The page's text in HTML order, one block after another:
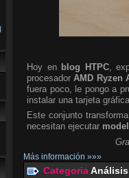
Hoy en blog HTPC,
procesadorAMD Ryzen
fuera poco, le pongo a
instalar una tarjeta
Este conjunto
necesitan ejecutar
Más información »»»
Categoria